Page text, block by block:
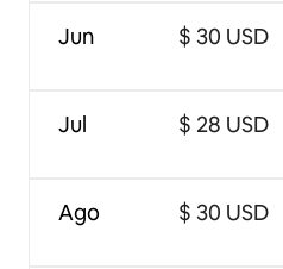
Jun
Jul
Ago
$ 30 USD
$ 28 USD
$ 30 USD